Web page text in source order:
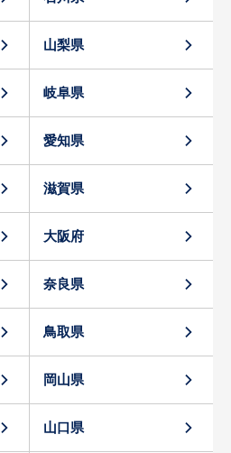
山梨県
岐阜県
愛知県
滋賀県
大阪府
奈良県
鳥取県
岡山県
山口県